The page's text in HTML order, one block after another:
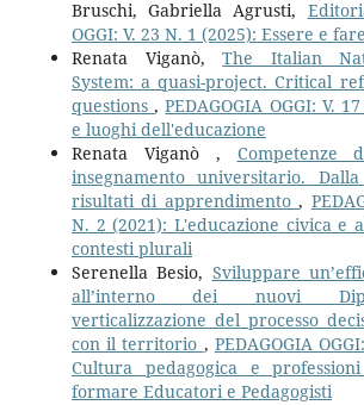
Bruschi, Gabriella Agrusti,
OGGI: V. 23 N. 1 (2025): Essere e
Renata Viganò,The Italian
System: a quasi-project. Critical
questions,PEDAGOGIA OGGI: V.
e luoghi dell'educazione
Renata Viganò , Competenze
insegnamento universitario.
risultati di apprendimento,
N. 2 (2021): L'educazione civica e
contesti plurali
Serenella Besio, Sviluppare
all’interno dei nuovi
verticalizzazione del processo
con il territorio , PEDAGOGIA
Cultura pedagogica e
formare Educatori e Pedagogisti